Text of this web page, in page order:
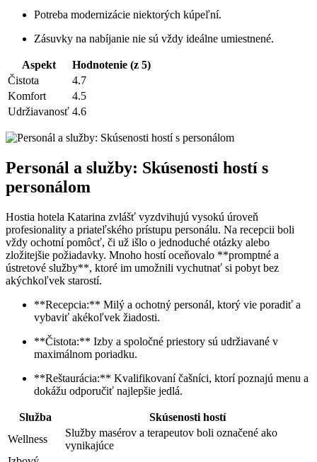
Potreba modernizácie niektorých kúpeľní.
Zásuvky na nabíjanie nie sú vždy ideálne umiestnené.
Aspekt
Hodnotenie (z 5)
Čistota
4.7
Komfort
4.5
Udržiavanosť 4.6
Personál a služby: Skúsenosti hostí s
personálom
Hostia hotela Katarina zvlášť vyzdvihujú vysokú úroveň
profesionality a priateľského prístupu personálu. Na recepcii boli
vždy ochotní pomôcť, či už išlo o jednoduché otázky alebo
zložitejšie požiadavky. Mnoho hostí oceňovalo **promptné a
ústretové služby**, ktoré im umožnili vychutnať si pobyt bez
akýchkoľvek starostí.
**Recepcia:** Milý a ochotný personál, ktorý vie poradiť a
vybaviť akékoľvek žiadosti.
**Čistota:** Izby a spoločné priestory sú udržiavané v
maximálnom poriadku.
**Reštaurácia:** Kvalifikovaní čašníci, ktorí poznajú menu a
dokážu odporučiť najlepšie jedlá.
Služba
Skúsenosti hostí
Wellness
Služby masérov a terapeutov boli označené ako
vynikajúce